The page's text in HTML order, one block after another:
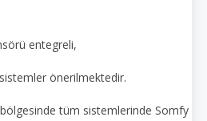
entegreli,
önerilmektedir.
bölgesinde tüm sistemlerinde Somfy